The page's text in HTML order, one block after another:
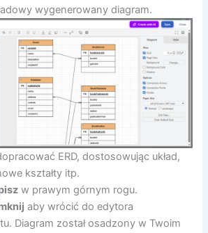
wygenerowany diagram.
ERD, dostosowując układ,
kształty itp.
w prawym górnym rogu.
aby wrócić do edytora
Diagram został osadzony w Twoim